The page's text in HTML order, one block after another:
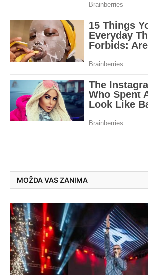
MOŽDA VAS ZANIMA